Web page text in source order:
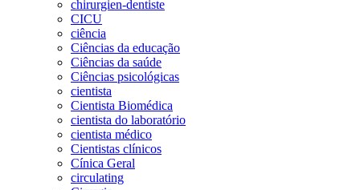
chirurgien-dentiste
CICU
ciência
Ciências da educação
Ciências da saúde
Ciências psicológicas
cientista
Cientista Biomédica
cientista do laboratório
cientista médico
Cientistas clínicos
Cínica Geral
circulating